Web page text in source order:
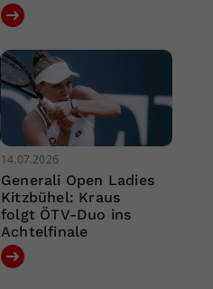
14.07.2026
Generali Open Ladies
Kitzbühel: Kraus
folgt ÖTV-Duo ins
Achtelfinale